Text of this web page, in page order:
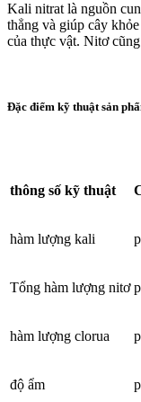
Kali nitrat là nguồn
thẳng và giúp cây
của thực vật. Nitơ
Đặc điểm kỹ thuật sản
thông số kỹ thuật
hàm lượng kali
Tổng hàm lượng nitơ
hàm lượng clorua
độ ẩm